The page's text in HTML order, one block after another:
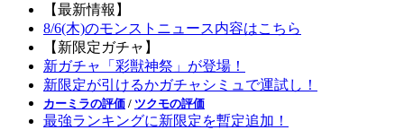
【最新情報】
8/6(木)のモンストニュース内容はこちら
【新限定ガチャ】
新ガチャ「彩獣神祭」が登場！
新限定が引けるかガチャシミュで運試し！
カーミラの評価 / ツクモの評価
最強ランキングに新限定を暫定追加！